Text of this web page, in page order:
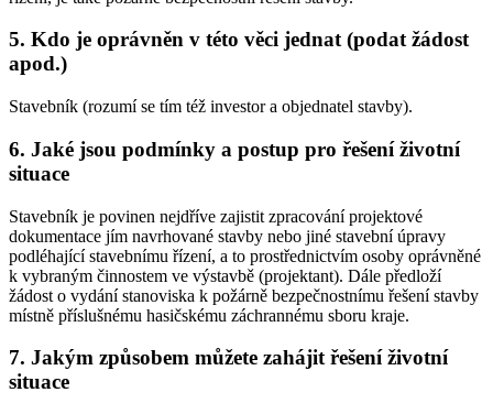
5. Kdo je oprávněn v této věci jednat (podat žádost
apod.)
Stavebník (rozumí se tím též investor a objednatel stavby).
6. Jaké jsou podmínky a postup pro řešení životní
situace
Stavebník je povinen nejdříve zajistit zpracování projektové
dokumentace jím navrhované stavby nebo jiné stavební úpravy
podléhající stavebnímu řízení, a to prostřednictvím osoby oprávněné
k vybraným činnostem ve výstavbě (projektant). Dále předloží
žádost o vydání stanoviska k požárně bezpečnostnímu řešení stavby
místně příslušnému hasičskému záchrannému sboru kraje.
7. Jakým způsobem můžete zahájit řešení životní
situace